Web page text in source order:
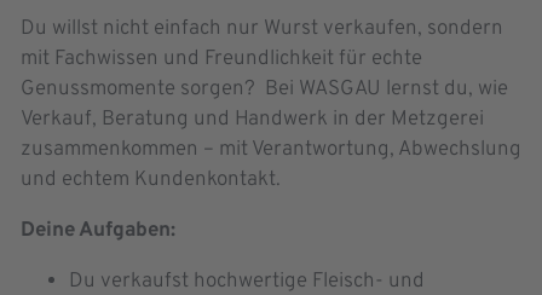
Du willst nicht einfach nur Wurst verkaufen, sondern
mit Fachwissen und Freundlichkeit für echte
Genussmomente sorgen? Bei WASGAU lernst du, wie
Verkauf, Beratung und Handwerk in der Metzgerei
zusammenkommen – mit Verantwortung, Abwechslung
und echtem Kundenkontakt.
Deine Aufgaben:
Du verkaufst hochwertige Fleisch- und